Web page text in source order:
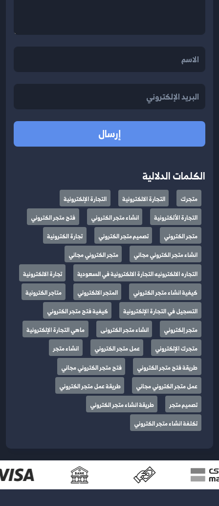
إرسال
الكلمات الدلالية
متجرك التجارة الالكترونية
التجارة الإلكترونية
التجارة الألكترونية
انشاء متجر الكتروني
فتح متجر الكتروني
متجر الكتروني
تصميم متجر الكتروني
تجارة الكترونية
انشاء متجر الكتروني مجاني
متجر الكتروني مجاني
التجاره الالكترونيه التجارة الالكترونية في السعودية
تجارة الالكترونية
كيفية انشاء متجر الكتروني
المتجر الالكتروني
متاجر الكترونية
التسجيل في التجارة الإلكترونية
كيفية فتح متجر الكتروني
متجر إلكتروني
انشاء متجر الكترونى
ماهي التجارة الإلكترونية
متجرك الإلكتروني
عمل متجر الكتروني
انشاء متجر
طريقة فتح متجر الكتروني
فتح متجر الكتروني مجاني
عمل متجر الكتروني مجاني
طريقة عمل متجر الكتروني
تصميم متجر
طريقة انشاء متجر الكتروني
تكلفة انشاء متجر الكتروني